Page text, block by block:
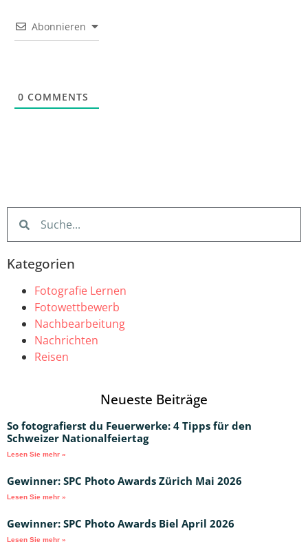
Abonnieren
0 COMMENTS
Kategorien
Fotografie Lernen
Fotowettbewerb
Nachbearbeitung
Nachrichten
Reisen
Neueste Beiträge
So fotografierst du Feuerwerke: 4 Tipps für den
Schweizer Nationalfeiertag
Lesen Sie mehr »
Gewinner: SPC Photo Awards Zürich Mai 2026
Lesen Sie mehr »
Gewinner: SPC Photo Awards Biel April 2026
Lesen Sie mehr »